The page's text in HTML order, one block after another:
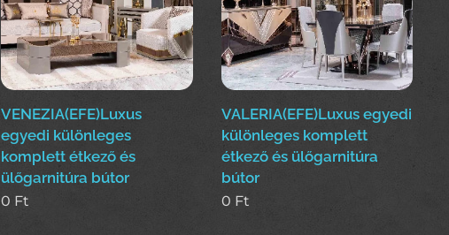
VENEZIA(EFE)Luxus
egyedi különleges
komplett étkező és
ülőgarnitúra bútor
0 Ft
VALERIA(EFE)Luxus egyedi
különleges komplett
étkező és ülőgarnitúra
bútor
0 Ft